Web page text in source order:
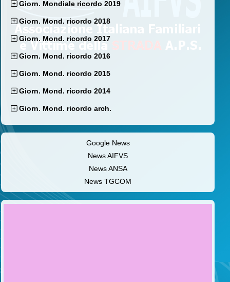
Giorn. Mondiale ricordo 2019
Giorn. Mond. ricordo 2018
Giorn. Mond. ricordo 2017
Giorn. Mond. ricordo 2016
Giorn. Mond. ricordo 2015
Giorn. Mond. ricordo 2014
Giorn. Mond. ricordo arch.
Google News
News AIFVS
News ANSA
News TGCOM